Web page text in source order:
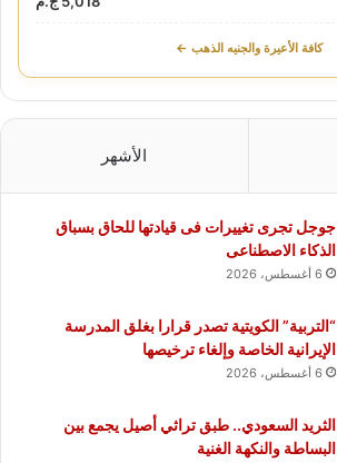
كافة الأعيرة والجنيه الذهب ←
الأشهر
جوجل تجرى تغييرات فى قيادتها للحاق بسباق
الذكاء الاصطناعى
6 أغسطس، 2026
“التربية” الكويتية تصدر قرارا بغلق المدرسة
الإيرانية الخاصة وإلغاء ترخيصها
6 أغسطس، 2026
الثريد السعودي.. طبق تراثي أصيل يجمع بين
البساطة والنكهة الغنية